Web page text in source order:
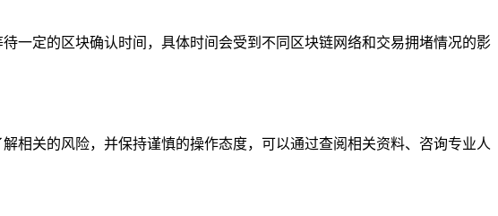
一定的区块确认时间，具体时间会受到不同区块链网络和交易拥堵情况的影
相关的风险，并保持谨慎的操作态度，可以通过查阅相关资料、咨询专业人